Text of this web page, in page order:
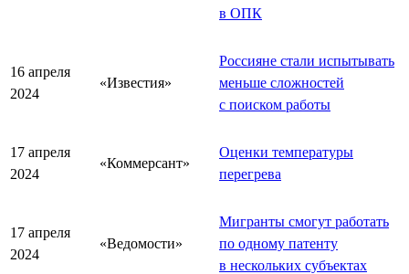
в ОПК
16 апреля
2024
«Известия»
Россияне стали испытывать
меньше сложностей
с поиском работы
17 апреля
2024
«Коммерсант»
Оценки температуры
перегрева
17 апреля
2024
«Ведомости»
Мигранты смогут работать
по одному патенту
в нескольких субъектах